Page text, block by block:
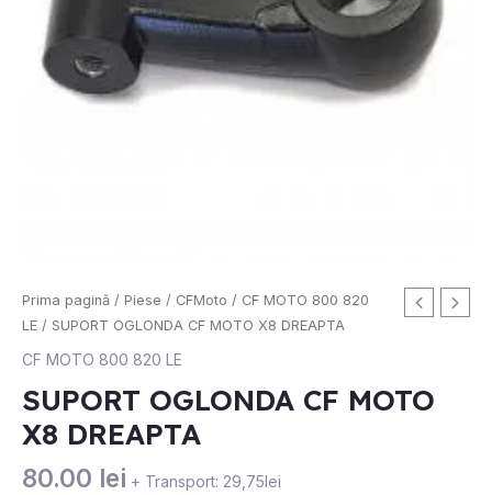
Prima pagină / Piese / CFMoto / CF MOTO 800 820
LE / SUPORT OGLONDA CF MOTO X8 DREAPTA
CF MOTO 800 820 LE
SUPORT OGLONDA CF MOTO
X8 DREAPTA
80.00 lei + Transport: 29,75lei
Cantitate
SUPORT
OGLONDA
MOTO
X8
DREAPTA